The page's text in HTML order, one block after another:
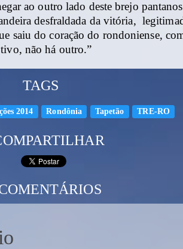
ao outro lado deste brejo
desfraldada da vitória,
saiu do coração do rondoniense,
não há outro.”
TAGS
2014 Rondônia Tapetão TRE-RO